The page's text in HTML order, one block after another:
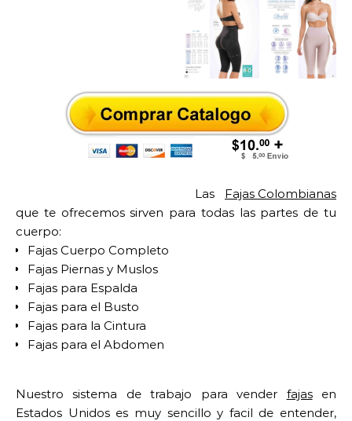
Las Fajas Colombianas
que te ofrecemos sirven para todas las partes de tu
cuerpo:
Fajas Cuerpo Completo
Fajas Piernas y Muslos
Fajas para Espalda
Fajas para el Busto
Fajas para la Cintura
Fajas para el Abdomen
Nuestro sistema de trabajo para vender fajasen
Estados Unidos es muy sencillo y facil de entender,